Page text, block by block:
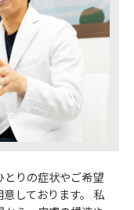
りの症状やご希望
しております。 私